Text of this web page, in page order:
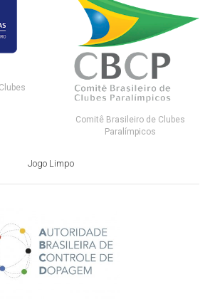
Comitê Brasileiro de Clubes
Paralímpicos
Jogo Limpo